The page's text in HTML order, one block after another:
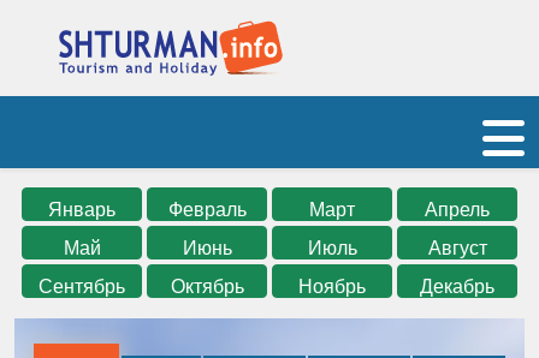
Январь Февраль Март
Апрель
Май
Июнь Июль
Август
Сентябрь
Октябрь Ноябрь Декабрь